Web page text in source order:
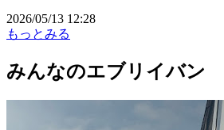
2026/05/13 12:28
もっとみる
みんなのエブリイバン